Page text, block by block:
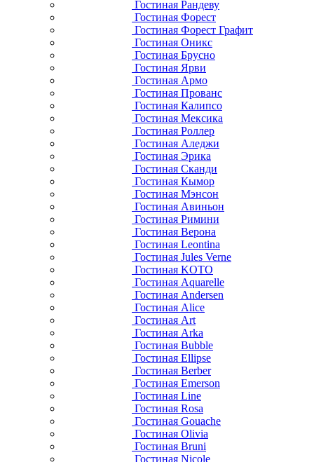
Гостиная Рандеву
Гостиная Форест
Гостиная Форест Графит
Гостиная Оникс
Гостиная Брусно
Гостиная Ярви
Гостиная Армо
Гостиная Прованс
Гостиная Калипсо
Гостиная Мексика
Гостиная Роллер
Гостиная Аледжи
Гостиная Эрика
Гостиная Сканди
Гостиная Кымор
Гостиная Мэнсон
Гостиная Авиньон
Гостиная Римини
Гостиная Верона
Гостиная Leontina
Гостиная Jules Verne
Гостиная KOTO
Гостиная Aquarelle
Гостиная Andersen
Гостиная Alice
Гостиная Art
Гостиная Arka
Гостиная Bubble
Гостиная Ellipse
Гостиная Berber
Гостиная Emerson
Гостиная Line
Гостиная Rosa
Гостиная Gouache
Гостиная Olivia
Гостиная Bruni
Гостиная Nicole